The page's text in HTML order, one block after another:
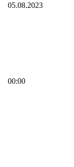
05.08.2023
00:00